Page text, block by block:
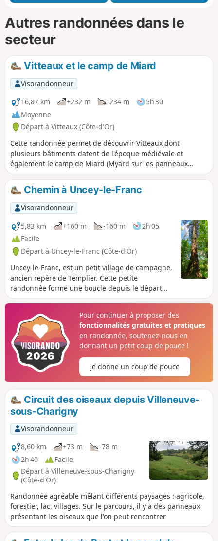
Autres randonnées dans le
secteur
Vitteaux et le camp de Miard
Visorandonneur
16,87 km
+232 m -234 m
5h 30
Moyenne
Départ à Vitteaux (Côte-d'Or)
Cette randonnée permet de découvrir Vitteaux dont
plusieurs bâtiments datent de l'époque médiévale et
également le camp de Miard (Myard sur les panneaux
locaux) avec ses vestiges datant de 6000 ans. Le château de
Posanges vaut aussi le détour.
Chemin à Uncey-le-Franc
Visorandonneur
5,83 km
+160 m -160 m
2h 05
Facile
Départ à Uncey-le-Franc (Côte-d'Or)
Uncey-le-Franc, est un petit village de campagne,
ancien repère de Templier. Cette petite
randonnée forme une boucle depuis le départ
situé devant l'église d'altitude 350m.
Pour continuer à proposer des
fonctionnalités gratuites et pratiques
en randonnée, soutenez-nous en
donnant un petit coup de pouce !
Je donne un coup de pouce
Circuit des oiseaux depuis Villeneuve-
sous-Charigny
Visorandonneur
8,60 km
+73 m
-78 m
2h 40
Facile
Départ à Villeneuve-sous-Charigny
(Côte-d'Or)
Randonnée agréable mêlant différents paysages : agricole,
forestier, lac, villages. Sur le parcours, il y a des panneaux
présentant les oiseaux que l'on peut rencontrer